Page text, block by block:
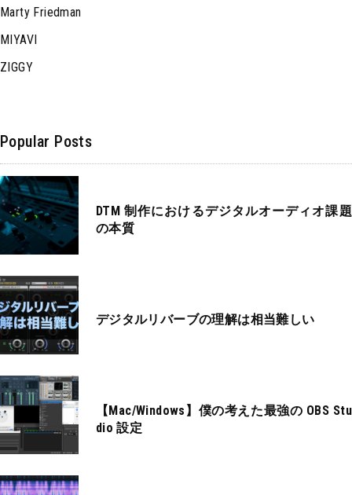
Marty Friedman
MIYAVI
ZIGGY
Popular Posts
DTM 制作におけるデジタルオーディオ課題
の本質
デジタルリバーブの理解は相当難しい
【Mac/Windows】僕の考えた最強の OBS Stu
dio 設定